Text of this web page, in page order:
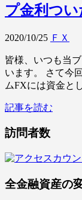
プ金利つい
2020/10/25 ＦＸ
皆様、いつも当
います。 さて今
ムFXには資金と
記事を読む
訪問者数
全金融資産の